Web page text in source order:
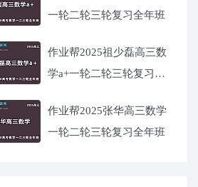
一轮二轮三轮复习全年班
作业帮2025祖少磊高三数
学a+一轮二轮三轮复习全
作业帮2025张华高三数学
一轮二轮三轮复习全年班